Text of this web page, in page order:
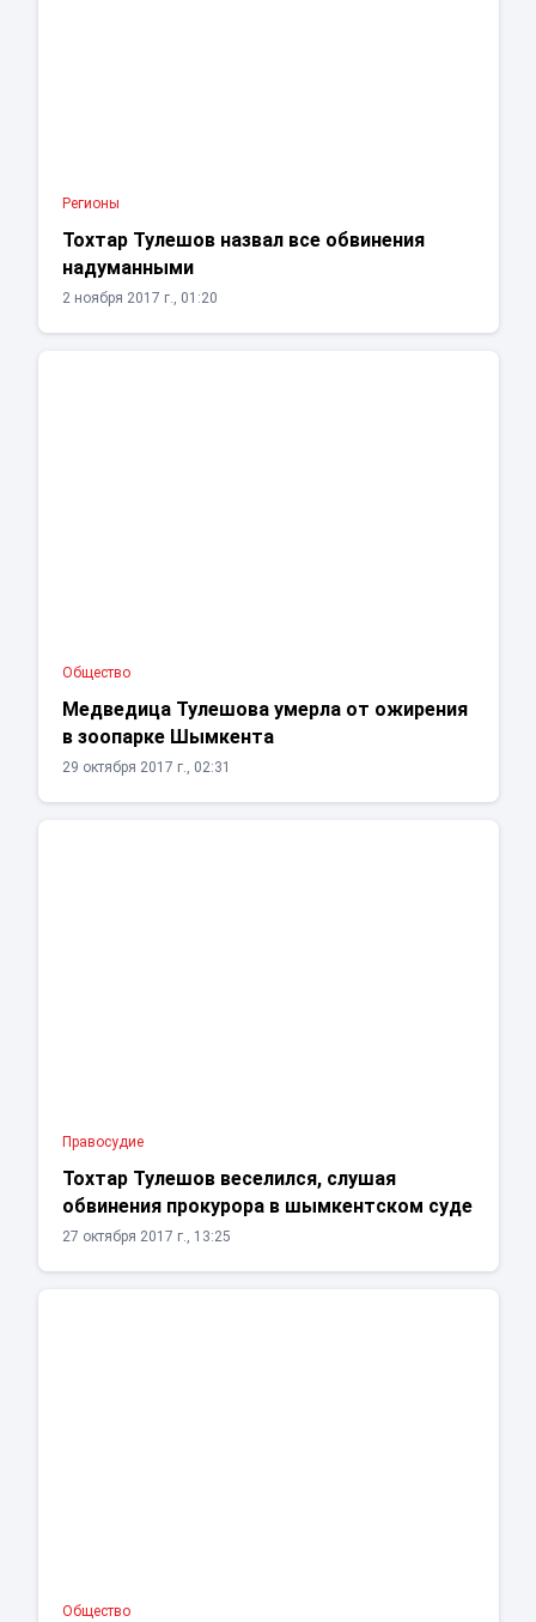
Регионы
Тохтар Тулешов назвал все обвинения
надуманными
2 ноября 2017 г., 01:20
Общество
Медведица Тулешова умерла от ожирения
в зоопарке Шымкента
29 октября 2017 г., 02:31
Правосудие
Тохтар Тулешов веселился, слушая
обвинения прокурора в шымкентском суде
27 октября 2017 г., 13:25
Общество